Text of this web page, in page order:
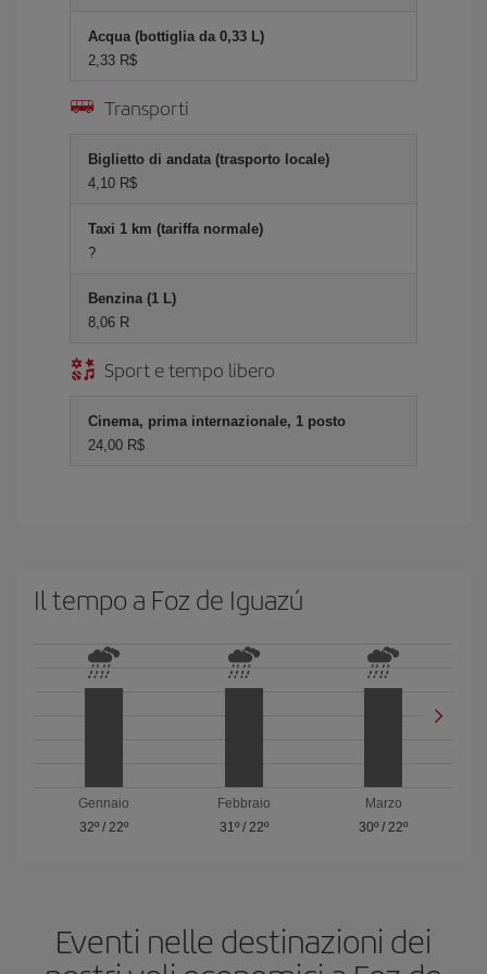
Acqua (bottiglia da 0,33 L)
2,33 R$
Transporti
Biglietto di andata (trasporto locale)
4,10 R$
Taxi 1 km (tariffa normale)
?
Benzina (1 L)
8,06 R
Sport e tempo libero
Cinema, prima internazionale, 1 posto
24,00 R$
Il tempo a Foz de Iguazú
Gennaio
32º/ 22º
Febbraio
31º/ 22º
Marzo
30º /22º
Eventi nelle destinazioni dei